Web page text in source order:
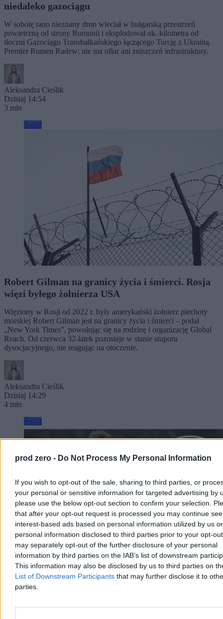
prod zero - Do Not Process My Personal Information
If you wish to opt-out of the sale, sharing to third parties, or
your personal or sensitive information for targeted advertising by
please use the below opt-out section to confirm your selection.
that after your opt-out request is processed you may continue
interest-based ads based on personal information utilized by us or
personal information disclosed to third parties prior to your opt-
may separately opt-out of the further disclosure of your personal
information by third parties on the IAB’s list of downstream
This information may also be disclosed by us to third parties on
List of Downstream Participants that may further disclose it to
parties.
niedaleko gazociągu
W sobotę rano nieznany dron wleciał w bułgarską przestrzeń
powietrzną od strony Rumunii i eksplodował ok. kilometra od
tłoczni Gazociągu Transbałkańskiego łączącego Turcję z Ukrainą.
Premier Rumen Radew: nie ma ofiar ani zniszczeń infrastruktury.
Aleksandra Cieślik
Dzisiaj 14:54
3 min
Robert Gilman na granicy życia i śmierci. Rosja
więzi byłego żołnierza USA
Więziony w Rosji od 2022 r. były amerykański żołnierz piechoty
morskiej Robert Gilman jest na granicy życia i śmierci – podał
„New York Times”, powołując się na rodzinę i organizację Global
Reach. Od czerwca 32-latek pozostaje w stanie stuporu
dysocjacyjnego, nie reagując na otoczenie.
Aleksandra Cieślik
Dzisiaj 14:29
4 min
Miał zastąpić Lewandowskiego w Barcelonie.
Klub nie zgodził się na transfer
FC Barcelona nie ukrywała, że to Julian Alvarez ma być następcą